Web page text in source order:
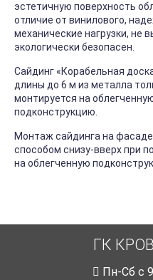
эстетичную поверхность
отличие от винилового,
механические нагрузки, не
экологически безопасен.
Сайдинг «Корабельная
длины до 6 м из металла
монтируется на
подконструкцию.
Монтаж сайдинга на
способом снизу-вверх при
на облегченную
ГК
Пн-Cб с